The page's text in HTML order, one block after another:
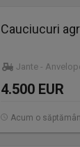
Cauciucuri
Jante -
4.500 EUR
Acum o